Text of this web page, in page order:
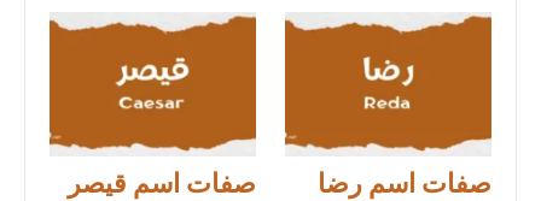
صفات اسم رضا صفات اسم قيصر